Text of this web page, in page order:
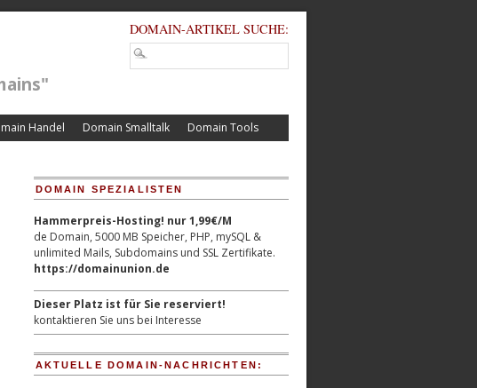
DOMAIN-ARTIKEL SUCHE:
Handel Domain Smalltalk Domain Tools
DOMAIN SPEZIALISTEN
Hammerpreis-Hosting! nur 1,99€/M
de Domain, 5000 MB Speicher, PHP, mySQL &
unlimited Mails, Subdomains und SSL Zertifikate.
https://domainunion.de
Dieser Platz ist für Sie reserviert!
kontaktieren Sie uns bei Interesse
AKTUELLE DOMAIN-NACHRICHTEN: